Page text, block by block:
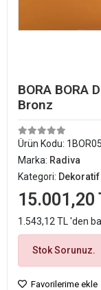
BORA BORA
Bronz
Ürün Kodu:
Marka: Radiva
Kategori:
15.001,20
1.543,12 TL 'den
Stok Sorunuz.
Favorilerime ekle